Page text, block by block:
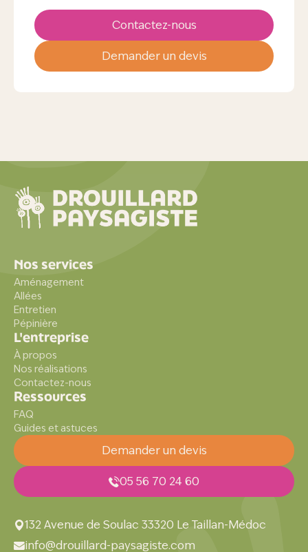
Contactez-nous
Demander un devis
Nos services
Aménagement
Allées
Entretien
Pépinière
L'entreprise
À propos
Nos réalisations
Contactez-nous
Ressources
FAQ
Guides et astuces
Demander un devis
05 56 70 24 60
132 Avenue de Soulac 33320 Le Taillan-Médoc
info@drouillard-paysagiste.com